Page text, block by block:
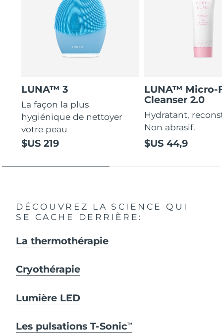
LUNA™ 3
La façon la plus
hygiénique de nettoyer
votre peau
$US 219
LUNA™ Micro-
Cleanser 2.0
Hydratant,
Non abrasif.
$US 44,9
DÉCOUVREZ LA SCIENCE QUI
SE CACHE DERRIÈRE:
La thermothérapie
Cryothérapie
Lumière LED
Les pulsations T-SonicTM